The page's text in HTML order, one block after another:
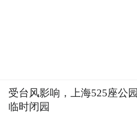
受台风影响，上海525座公园
临时闭园